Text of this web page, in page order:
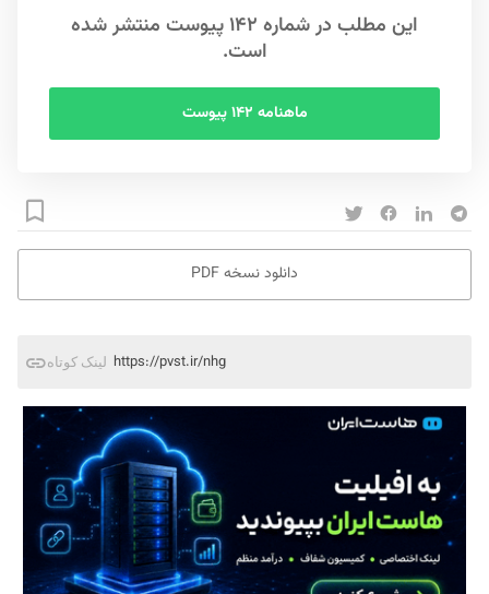
این مطلب در شماره ۱۴۲ پیوست منتشر شده
است.
ماهنامه ۱۴۲ پیوست
دانلود نسخه PDF
لینک کوتاه https://pvst.ir/nhg